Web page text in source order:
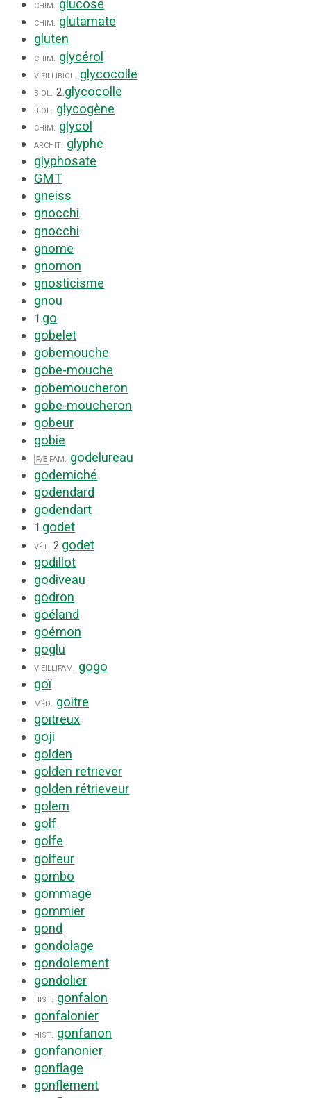
chim. glucose
chim. glutamate
gluten
chim. glycérol
vieillibiol. glycocolle
biol. 2.glycocolle
biol. glycogène
chim. glycol
archit. glyphe
glyphosate
GMT
gneiss
gnocchi
gnocchi
gnome
gnomon
gnosticisme
gnou
1.go
gobelet
gobemouche
gobe-mouche
gobemoucheron
gobe-moucheron
gobeur
gobie
F/E fam. godelureau
godemiché
godendard
godendart
1.godet
vêt. 2.godet
godillot
godiveau
godron
goéland
goémon
goglu
vieillifam. gogo
goï
méd. goitre
goitreux
goji
golden
golden retriever
golden rétrieveur
golem
golf
golfe
golfeur
gombo
gommage
gommier
gond
gondolage
gondolement
gondolier
hist. gonfalon
gonfalonier
hist. gonfanon
gonfanonier
gonflage
gonflement